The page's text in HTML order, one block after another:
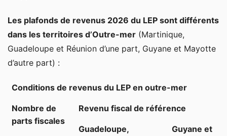
Les plafonds de revenus 2026 du LEP sont différents
dans les territoires d’Outre-mer (Martinique,
Guadeloupe et Réunion d’une part, Guyane et Mayotte
d’autre part) :
Conditions de revenus du LEP en outre-mer
Nombre de
parts fiscales
Revenu fiscal de référence
Guadeloupe,
Guyane et